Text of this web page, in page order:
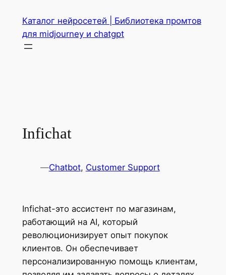
содержимому
Каталог нейросетей | Библиотека промтов
для midjourney и chatgpt
Infichat
—Chatbot, Customer Support
Infichat-это ассистент по магазинам,
работающий на AI, который
революционизирует опыт покупок
клиентов. Он обеспечивает
персонализированную помощь клиентам,